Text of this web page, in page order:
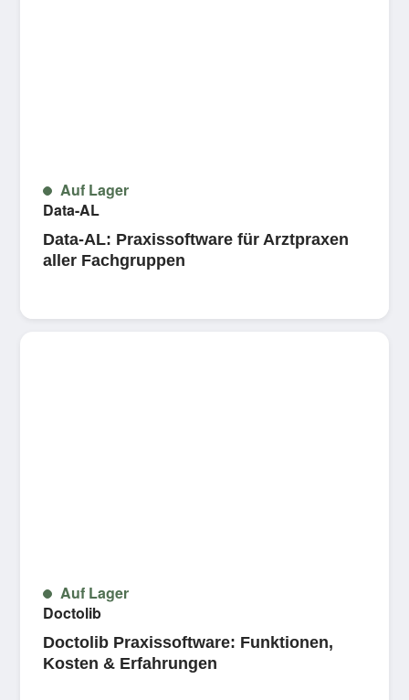
Auf Lager
Data-AL
Data-AL: Praxissoftware für Arztpraxen
aller Fachgruppen
Auf Lager
Doctolib
Doctolib Praxissoftware: Funktionen,
Kosten & Erfahrungen